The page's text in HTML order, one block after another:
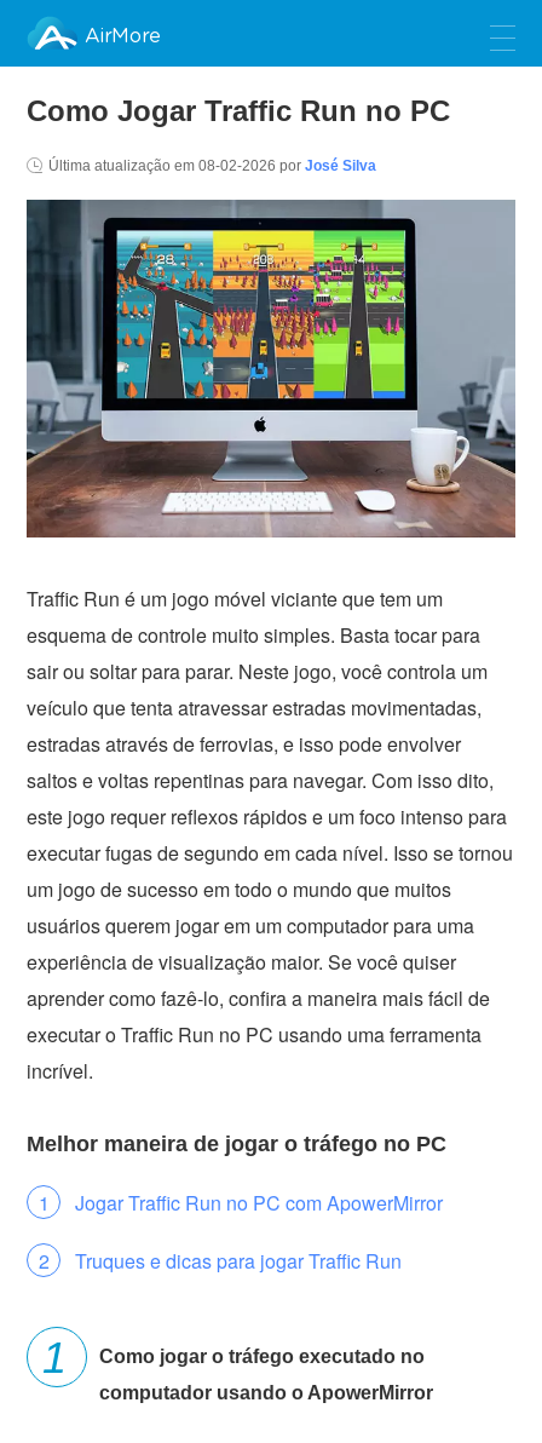
AirMore
Como Jogar Traffic Run no PC
Última atualização em08-02-2026 porJosé Silva
Traffic Run é um jogo móvel viciante que tem um
esquema de controle muito simples. Basta tocar para
sair ou soltar para parar. Neste jogo, você controla um
veículo que tenta atravessar estradas movimentadas,
estradas através de ferrovias, e isso pode envolver
saltos e voltas repentinas para navegar. Com isso dito,
este jogo requer reflexos rápidos e um foco intenso para
executar fugas de segundo em cada nível. Isso se tornou
um jogo de sucesso em todo o mundo que muitos
usuários querem jogar em um computador para uma
experiência de visualização maior. Se você quiser
aprender como fazê-lo, confira a maneira mais fácil de
executar o Traffic Run no PC usando uma ferramenta
incrível.
Melhor maneira de jogar o tráfego no PC
Jogar Traffic Run no PC com ApowerMirror
Truques e dicas para jogar Traffic Run
Como jogar o tráfego executado no
computador usando o ApowerMirror